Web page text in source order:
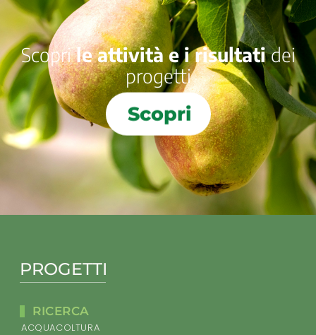
Scoprile attività e i risultatidei
progetti
Scopri
PROGETTI
RICERCA
ACQUACOLTURA